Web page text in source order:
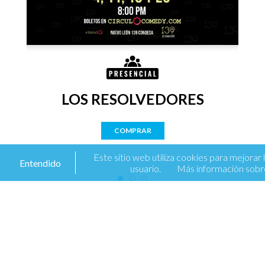
LOS RESOLVEDORES
COMPRAR
Entendido
Este sitio web utiliza cookies para mejorar
usuario.
Más información